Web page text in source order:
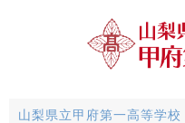
山梨県立甲府第一高等学校